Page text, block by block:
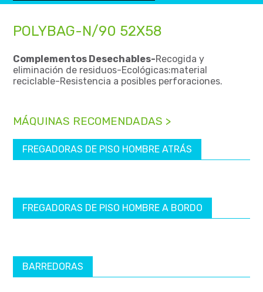
POLYBAG-N/90 52X58
Complementos Desechables-Recogida y
eliminación de residuos-Ecológicas:material
reciclable-Resistencia a posibles perforaciones.
MÁQUINAS RECOMENDADAS >
FREGADORAS DE PISO HOMBRE ATRÁS
FREGADORAS DE PISO HOMBRE A BORDO
BARREDORAS